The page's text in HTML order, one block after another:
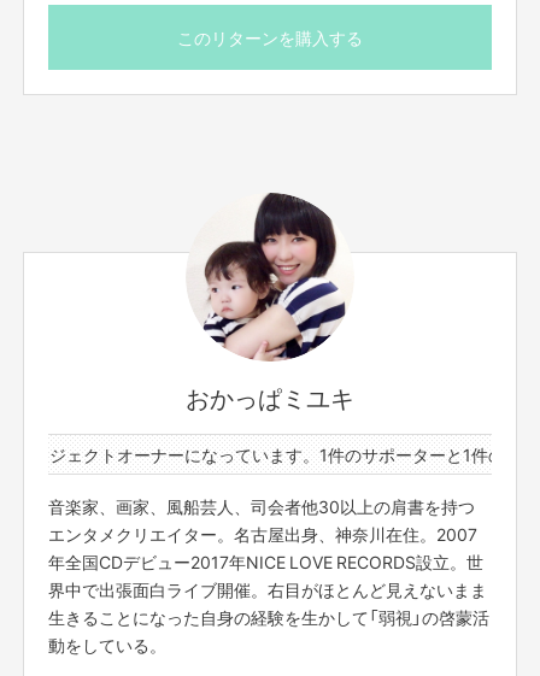
おかっぱミユキ
ロジェクトオーナーになっています。1件のサポーターと1件のプロ
音楽家、画家、風船芸人、司会者他30以上の肩書を持つ
エンタメクリエイター。名古屋出身、神奈川在住。2007
年全国CDデビュー2017年NICE LOVE RECORDS設立。世
界中で出張面白ライブ開催。右目がほとんど見えないまま
生きることになった自身の経験を生かして「弱視」の啓蒙活
動をしている。
いただいたお金は、冊子の印刷代金、および冊子の送料、
※すでに開催が予定されているお祭りやイベントで講演や
ショーをすることも可能です
このリターンを購入する